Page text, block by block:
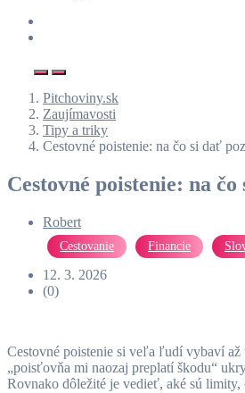
Pitchoviny.sk
Zaujímavosti
Tipy a triky
Cestovné poistenie: na čo si dať
Cestovné poistenie: na
Robert
Cestovanie Financie
12. 3. 2026
(0)
Cestovné poistenie si veľa ľudí vybaví až
„poisťovňa mi naozaj preplatí škodu“
Rovnako dôležité je vedieť, aké sú